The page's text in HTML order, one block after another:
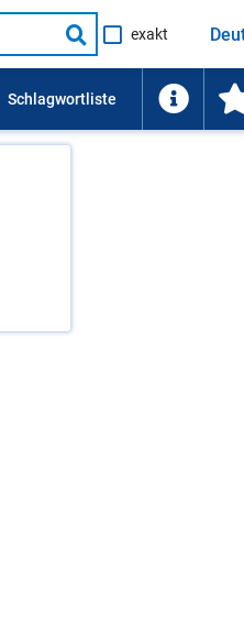
Suche
starten
exakt